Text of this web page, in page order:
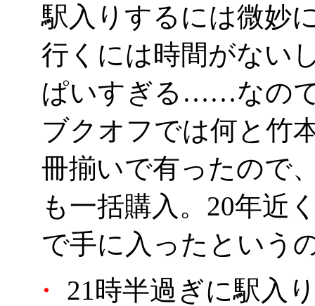
駅入りするには微妙
行くには時間がない
ぱいすぎる……なの
ブクオフでは何と竹
冊揃いで有ったので
も一括購入。20年近
で手に入ったという
・
21時半過ぎに駅入